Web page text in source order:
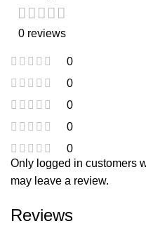
0 reviews
0
0
0
0
0
Reviews
Only logged in customers
may leave a review.